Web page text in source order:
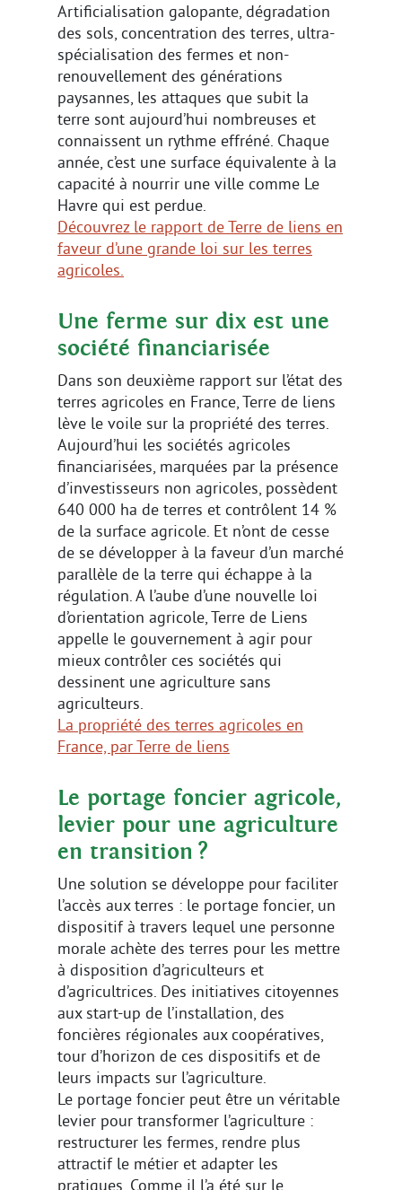
Artificialisation galopante, dégradation
des sols, concentration des terres, ultra-
spécialisation des fermes et non-
renouvellement des générations
paysannes, les attaques que subit la
terre sont aujourd’hui nombreuses et
connaissent un rythme effréné. Chaque
année, c’est une surface équivalente à la
capacité à nourrir une ville comme Le
Havre qui est perdue.
Découvrez le rapport de Terre de liens en
faveur d’une grande loi sur les terres
agricoles.
Une ferme sur dix est une
société financiarisée
Dans son deuxième rapport sur l’état des
terres agricoles en France, Terre de liens
lève le voile sur la propriété des terres.
Aujourd’hui les sociétés agricoles
financiarisées, marquées par la présence
d’investisseurs non agricoles, possèdent
640 000 ha de terres et contrôlent 14 %
de la surface agricole. Et n’ont de cesse
de se développer à la faveur d’un marché
parallèle de la terre qui échappe à la
régulation. A l’aube d’une nouvelle loi
d’orientation agricole, Terre de Liens
appelle le gouvernement à agir pour
mieux contrôler ces sociétés qui
dessinent une agriculture sans
agriculteurs.
La propriété des terres agricoles en
France, par Terre de liens
Le portage foncier agricole,
levier pour une agriculture
en transition ?
Une solution se développe pour faciliter
l’accès aux terres : le portage foncier, un
dispositif à travers lequel une personne
morale achète des terres pour les mettre
à disposition d’agriculteurs et
d’agricultrices. Des initiatives citoyennes
aux start-up de l’installation, des
foncières régionales aux coopératives,
tour d’horizon de ces dispositifs et de
leurs impacts sur l’agriculture.
Le portage foncier peut être un véritable
levier pour transformer l’agriculture :
restructurer les fermes, rendre plus
attractif le métier et adapter les
pratiques. Comme il l’a été sur le